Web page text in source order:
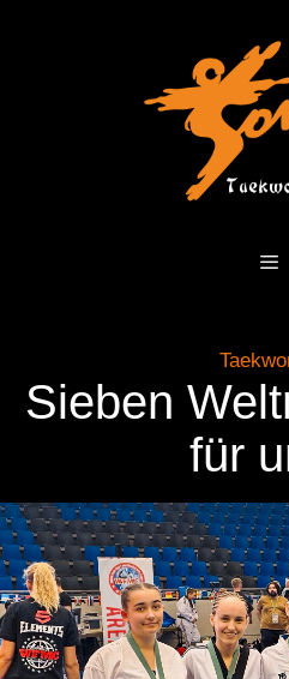
Sieben
für